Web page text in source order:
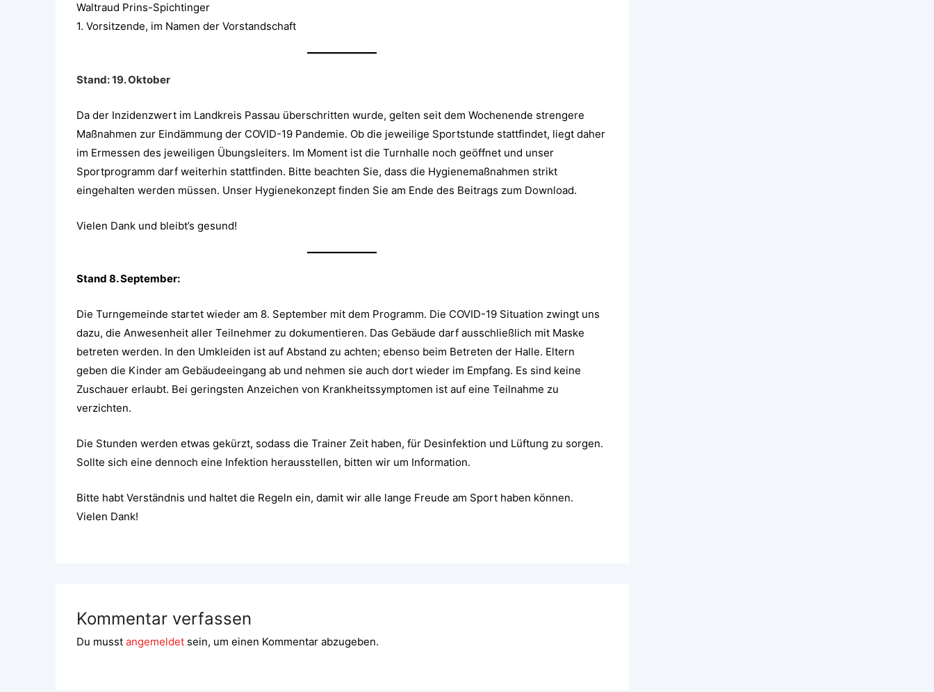
Waltraud Prins-Spichtinger
1. Vorsitzende, im Namen der Vorstandschaft
Stand: 19. Oktober
Da der Inzidenzwert im Landkreis Passau überschritten wurde, gelten seit dem Wochenende strengere
Maßnahmen zur Eindämmung der COVID-19 Pandemie. Ob die jeweilige Sportstunde stattfindet, liegt daher
im Ermessen des jeweiligen Übungsleiters. Im Moment ist die Turnhalle noch geöffnet und unser
Sportprogramm darf weiterhin stattfinden. Bitte beachten Sie, dass die Hygienemaßnahmen strikt
eingehalten werden müssen. Unser Hygienekonzept finden Sie am Ende des Beitrags zum Download.
Vielen Dank und bleibt’s gesund!
Stand 8. September:
Die Turngemeinde startet wieder am 8. September mit dem Programm. Die COVID-19 Situation zwingt uns
dazu, die Anwesenheit aller Teilnehmer zu dokumentieren. Das Gebäude darf ausschließlich mit Maske
betreten werden. In den Umkleiden ist auf Abstand zu achten; ebenso beim Betreten der Halle. Eltern
geben die Kinder am Gebäudeeingang ab und nehmen sie auch dort wieder im Empfang. Es sind keine
Zuschauer erlaubt. Bei geringsten Anzeichen von Krankheitssymptomen ist auf eine Teilnahme zu
verzichten.
Die Stunden werden etwas gekürzt, sodass die Trainer Zeit haben, für Desinfektion und Lüftung zu sorgen.
Sollte sich eine dennoch eine Infektion herausstellen, bitten wir um Information.
Bitte habt Verständnis und haltet die Regeln ein, damit wir alle lange Freude am Sport haben können.
Vielen Dank!
Kommentar verfassen
Du musst angemeldetsein, um einen Kommentar abzugeben.